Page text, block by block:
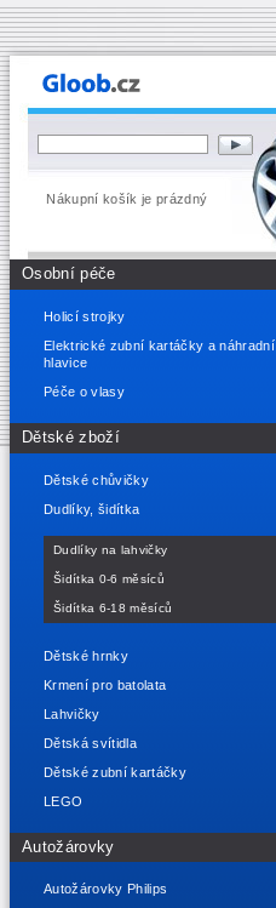
Nákupní košík je prázdný
Osobní péče
Holicí strojky
Elektrické zubní kartáčky a náhradní
hlavice
Péče o vlasy
Dětské zboží
Dětské chůvičky
Dudlíky, šidítka
Dudlíky na lahvičky
Šidítka 0-6 měsíců
Šidítka 6-18 měsíců
Dětské hrnky
Krmení pro batolata
Lahvičky
Dětská svítidla
Dětské zubní kartáčky
LEGO
Autožárovky
Autožárovky Philips